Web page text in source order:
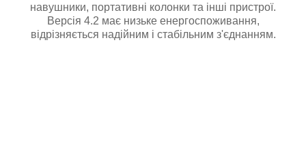
навушники, портативні колонки та інші пристрої.
Версія 4.2 має низьке енергоспоживання,
відрізняється надійним і стабільним з'єднанням.